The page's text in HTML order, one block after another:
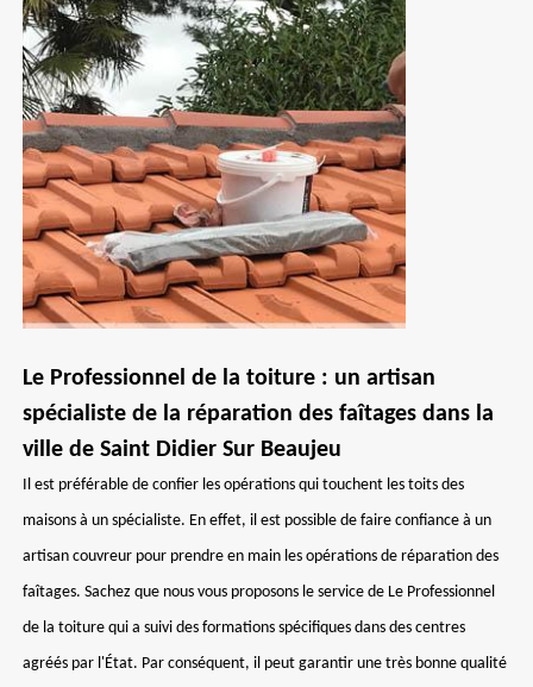
Le Professionnel de la toiture : un artisan
spécialiste de la réparation des faîtages dans la
ville de Saint Didier Sur Beaujeu
Il est préférable de confier les opérations qui touchent les toits des
maisons à un spécialiste. En effet, il est possible de faire confiance à un
artisan couvreur pour prendre en main les opérations de réparation des
faîtages. Sachez que nous vous proposons le service de Le Professionnel
de la toiture qui a suivi des formations spécifiques dans des centres
agréés par l'État. Par conséquent, il peut garantir une très bonne qualité